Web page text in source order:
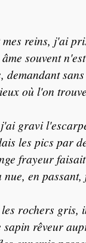
reins, j'ai
souvent
demandant
où l'on
gravi
les pics par
frayeur
nue, en
rochers gris,
sapin rêveur